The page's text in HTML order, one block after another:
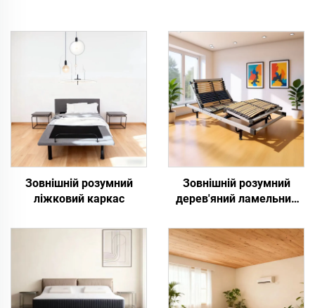
Зовнішній розумний
ліжковий каркас
Зовнішній розумний
дерев'яний ламельний